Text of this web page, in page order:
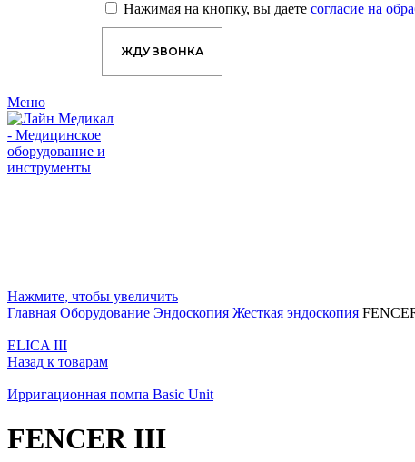
Нажимая на кнопку, вы даете согласие на
ЖДУ ЗВОНКА
Меню
Нажмите, чтобы увеличить
Главная Оборудование Эндоскопия Жесткая эндоскопия
ELICA III
Назад к товарам
Ирригационная помпа Basic Unit
FENCER III